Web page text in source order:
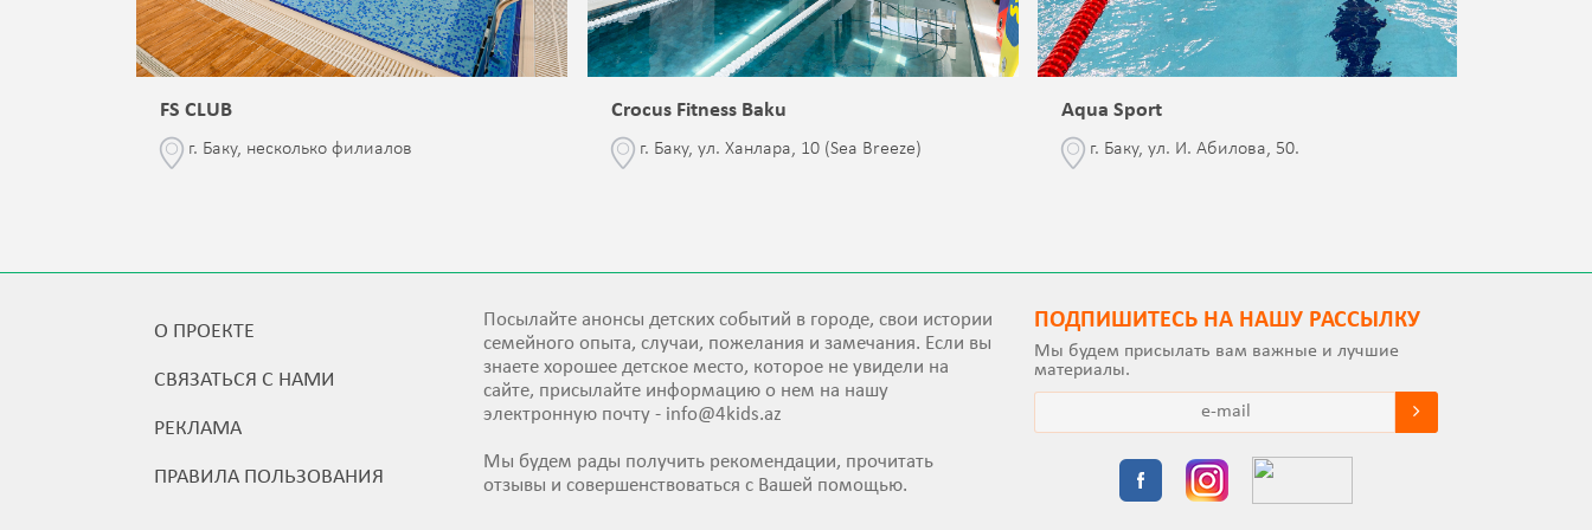
FS CLUB
г. Баку, несколько филиалов
Crocus Fitness Baku
г. Баку, ул. Ханлара, 10 (Sea Breeze)
Aqua Sport
г. Баку, ул. И. Абилова, 50.
О ПРОЕКТЕ
СВЯЗАТЬСЯ С НАМИ
РЕКЛАМА
ПРАВИЛА ПОЛЬЗОВАНИЯ
Посылайте анонсы детских событий в городе, свои истории
семейного опыта, случаи, пожелания и замечания. Если вы
знаете хорошее детское место, которое не увидели на
сайте, присылайте информацию о нем на нашу
электронную почту - info@4kids.az
Мы будем рады получить рекомендации, прочитать
отзывы и совершенствоваться с Вашей помощью.
ПОДПИШИТEСЬ НА НАШУ РАССЫЛКУ
Мы будем присылать вам важные и лучшие
материалы.